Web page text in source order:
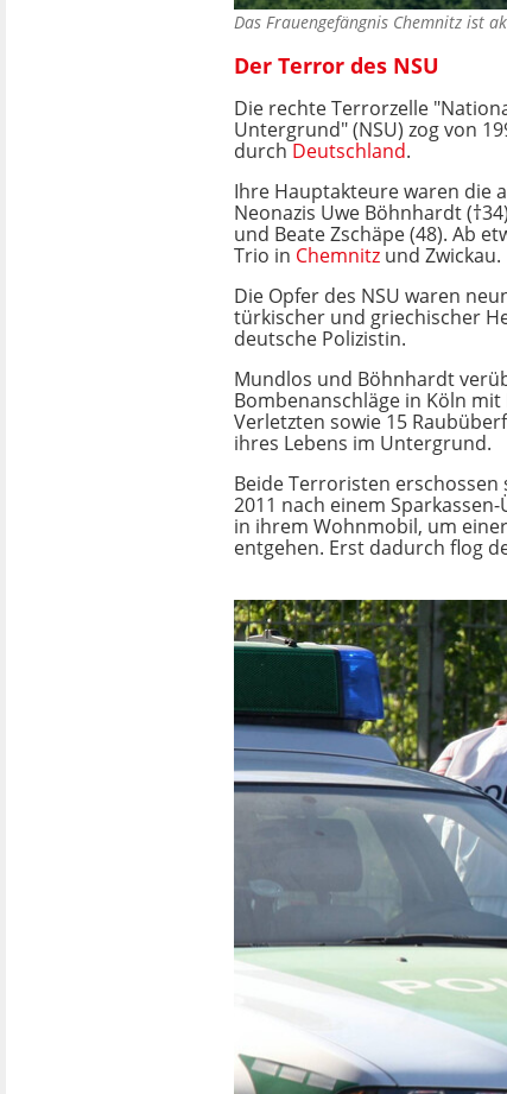
Das Frauengefängnis Chemnitz ist
Der Terror des NSU
Die rechte Terrorzelle
Untergrund" (NSU) zog von
durch Deutschland.
Ihre Hauptakteure waren die
Neonazis Uwe Böhnhardt
und Beate Zschäpe (48). Ab
Trio in Chemnitz und Zwickau.
Die Opfer des NSU waren
türkischer und griechischer
deutsche Polizistin.
Mundlos und Böhnhardt
Bombenanschläge in Köln
Verletzten sowie 15
ihres Lebens im Untergrund.
Beide Terroristen
2011 nach einem
in ihrem Wohnmobil, um
entgehen. Erst dadurch flog